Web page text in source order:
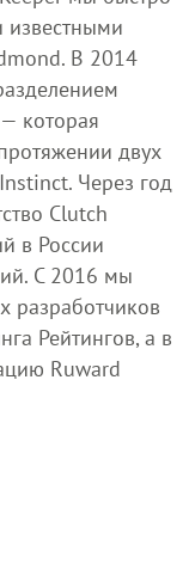
известными
В 2014
которая
двух
Через год
Clutch
в России
С 2016 мы
разработчиков
Рейтингов, а в
Ruward